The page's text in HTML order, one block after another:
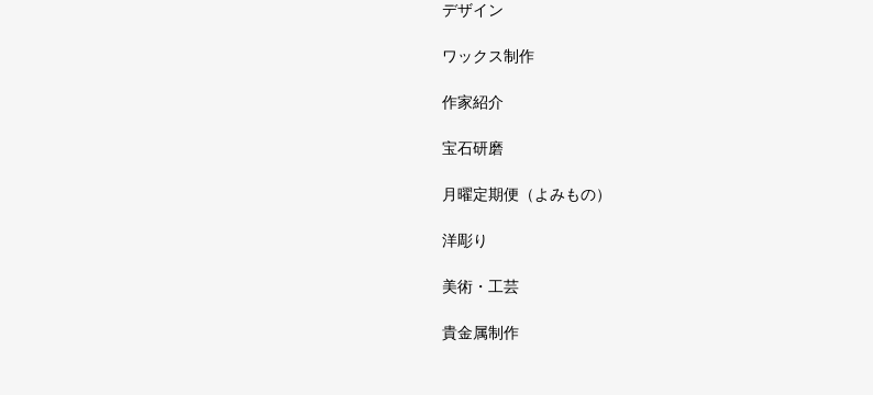
デザイン
ワックス制作
作家紹介
宝石研磨
月曜定期便（よみもの）
洋彫り
美術・工芸
貴金属制作